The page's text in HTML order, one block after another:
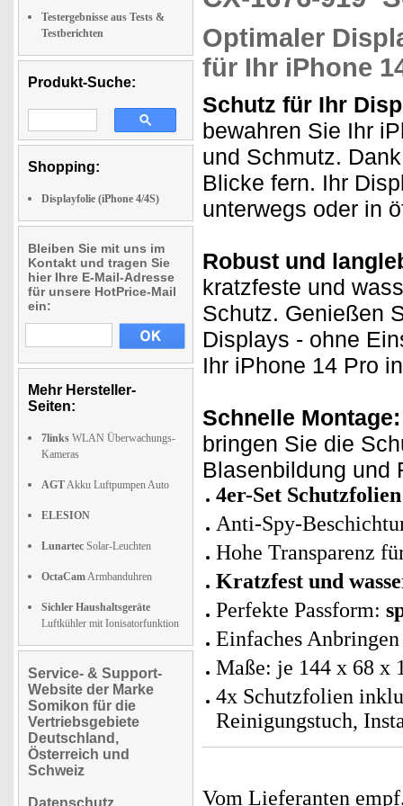
Testergebnisse aus Tests &
Testberichten
Produkt-Suche:
Shopping:
Displayfolie (iPhone 4/4S)
Bleiben Sie mit uns im
Kontakt und tragen Sie
hier Ihre E-Mail-Adresse
für unsere HotPrice-Mail
ein:
Mehr Hersteller-
Seiten:
7links WLAN Überwachungs-
Kameras
AGTAkku Luftpumpen Auto
ELESION
Lunartec Solar-Leuchten
OctaCamArmbanduhren
Sichler Haushaltsgeräte
Luftkühler mit Ionisatorfunktion
Service- & Support-
Website der Marke
Somikon für die
Vertriebsgebiete
Deutschland,
Österreich und
Schweiz
Datenschutz
Optimaler
für Ihr iPhone
Schutz für Ihr
bewahren Sie Ihr
und Schmutz.
Blicke fern. Ihr
unterwegs oder in
Robust und
kratzfeste und
Schutz. Genießen
Displays - ohne
Ihr iPhone 14 Pro
Schnelle Montage:
bringen Sie die
Blasenbildung und
4er-Set
Anti-Spy-
Hohe Transparenz
Kratzfest und
Perfekte Passform:
Einfaches
Maße: je 144 x 68 x
4x Schutzfolien
Reinigungstuch,
Vom Lieferanten